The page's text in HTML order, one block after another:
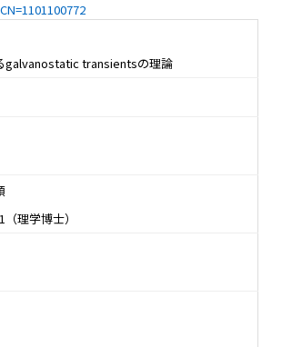
galvanostatic transientsの理論
理学博士）